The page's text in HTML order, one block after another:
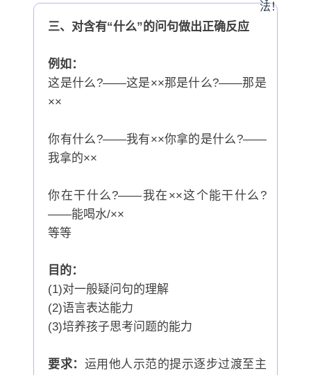
三、对含有“什么”的问句做出正确反应
例如：
这是什么?——这是××那是什么?——那是
××
你有什么?——我有××你拿的是什么?——
我拿的××
你在干什么?——我在××这个能干什么?
——能喝水/××
等等
目的：
(1)对一般疑问句的理解
(2)语言表达能力
(3)培养孩子思考问题的能力
要求： 运用他人示范的提示逐步过渡至主